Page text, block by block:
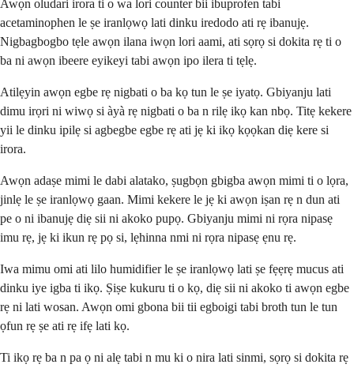
Awọn oludari irora ti o wa lori counter bii ibuprofen tabi
acetaminophen le ṣe iranlọwọ lati dinku iredodo ati rẹ ibanujẹ.
Nigbagbogbo tẹle awọn ilana iwọn lori aami, ati sọrọ si dokita rẹ ti o
ba ni awọn ibeere eyikeyi tabi awọn ipo ilera ti tẹlẹ.
Atilẹyin awọn egbe rẹ nigbati o ba kọ tun le ṣe iyatọ. Gbiyanju lati
dimu irọri ni wiwọ si àyà rẹ nigbati o ba n rilẹ ikọ kan nbọ. Titẹ kekere
yii le dinku ipilẹ si agbegbe egbe rẹ ati jẹ ki ikọ kọọkan diẹ kere si
irora.
Awọn adaṣe mimi le dabi alatako, ṣugbọn gbigba awọn mimi ti o lọra,
jinlẹ le ṣe iranlọwọ gaan. Mimi kekere le jẹ ki awọn iṣan rẹ n dun ati
pe o ni ibanujẹ diẹ sii ni akoko pupọ. Gbiyanju mimi ni rọra nipasẹ
imu rẹ, jẹ ki ikun rẹ pọ si, lẹhinna nmi ni rọra nipasẹ ẹnu rẹ.
Iwa mimu omi ati lilo humidifier le ṣe iranlọwọ lati ṣe fẹẹrẹ mucus ati
dinku iye igba ti ikọ. Ṣiṣe kukuru ti o kọ, diẹ sii ni akoko ti awọn egbe
rẹ ni lati wosan. Awọn omi gbona bii tii egboigi tabi broth tun le tun
ọfun rẹ ṣe ati rẹ ifẹ lati kọ.
Ti ikọ rẹ ba n pa ọ ni alẹ tabi n mu ki o nira lati sinmi, sọrọ si dokita rẹ